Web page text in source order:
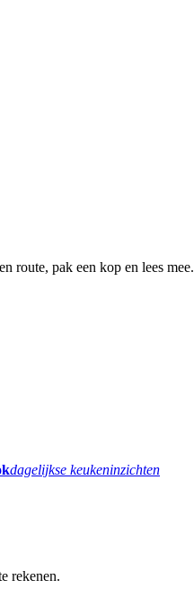
route, pak een kop en lees mee.
dagelijkse keukeninzichten
rekenen.